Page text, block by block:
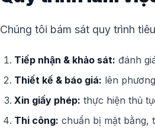
Chúng tôi bám sát quy trình
Tiếp nhận & khảo sát: đánh
Thiết kế & báo giá: lên
Xin giấy phép: thực hiện thủ
Thi công: chuẩn bị mặt bằng,